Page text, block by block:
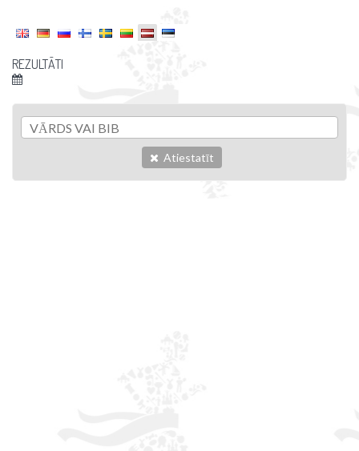
REZULTĀTI
Atiestatīt